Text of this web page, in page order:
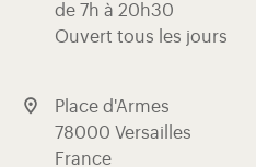
de 7h à 20h30
Ouvert tous les jours
Place d'Armes
78000 Versailles
France